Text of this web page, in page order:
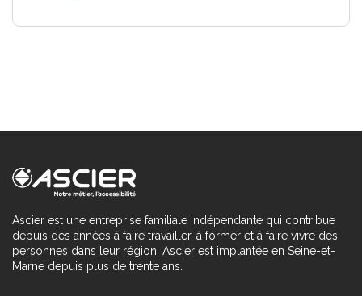
Ascier est une entreprise familiale indépendante qui contribue
depuis des années à faire travailler, à former et à faire vivre des
personnes dans leur région. Ascier est implantée en Seine-et-
Marne depuis plus de trente ans.